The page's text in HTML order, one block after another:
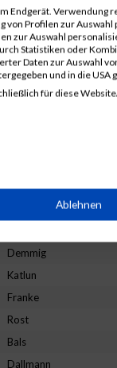
Gerling
Ulinski
Hanft
Maurer
Jenning
Krenzel
Demmig
Katlun
Franke
Rost
Bals
Dallmann
Endgerät. Verwendung
Profilen zur
zur Auswahl
Statistiken oder
Daten zur Auswahl
und in die USA
für diese
auf einem
von Werbeanzeigen
Werbung
Ablehnen